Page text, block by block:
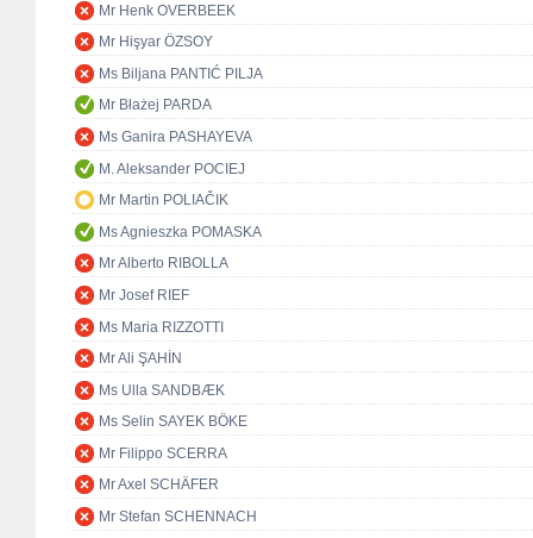
Mr Henk OVERBEEK
Mr Hişyar ÖZSOY
Ms Biljana PANTIĆ PILJA
Mr Błażej PARDA
Ms Ganira PASHAYEVA
M. Aleksander POCIEJ
Mr Martin POLIAČIK
Ms Agnieszka POMASKA
Mr Alberto RIBOLLA
Mr Josef RIEF
Ms Maria RIZZOTTI
Mr Ali ŞAHİN
Ms Ulla SANDBÆK
Ms Selin SAYEK BÖKE
Mr Filippo SCERRA
Mr Axel SCHÄFER
Mr Stefan SCHENNACH